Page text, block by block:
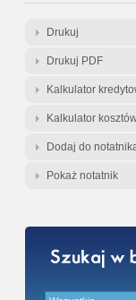
Gratis -
Drukuj
Drukuj PDF
Kalkulator
Kalkulator
Dodaj do
Pokaż notatnik